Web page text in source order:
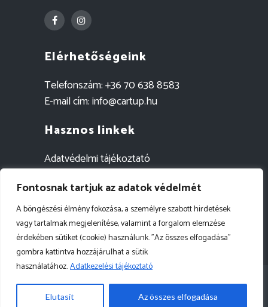
Fontosnak tartjuk az adatok védelmét
A böngészési élmény fokozása, a személyre szabott hirdetések
vagy tartalmak megjelenítése, valamint a forgalom elemzése
érdekében sütiket (cookie) használunk. "Az összes elfogadása"
gombra kattintva hozzájárulhat a sütik
használatához.Adatkezelési tájékoztató
Elutasít Az összes elfogadása
Elérhetőségeink
Telefonszám:+36 70 638 8583
E-mail cím:info@cartup.hu
Hasznos linkek
Adatvédelmi tájékoztató
Egyedi megrendelés
Minden jog fenntartva.© - 2024 - cartup.hu